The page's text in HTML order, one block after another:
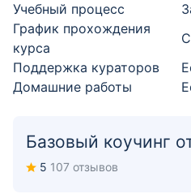
Учебный процесс
График прохождения
курса
Поддержка кураторов
Домашние работы
Базовый коучинг
5 107 отзывов